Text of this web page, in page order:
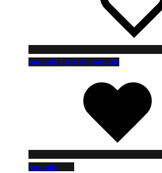
souhaits Liste de souhaits
souhaits